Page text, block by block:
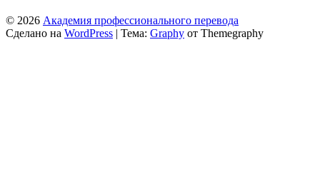
© 2026 Академия профессионального перевода
Сделано на WordPress | Тема: Graphy от Themegraphy